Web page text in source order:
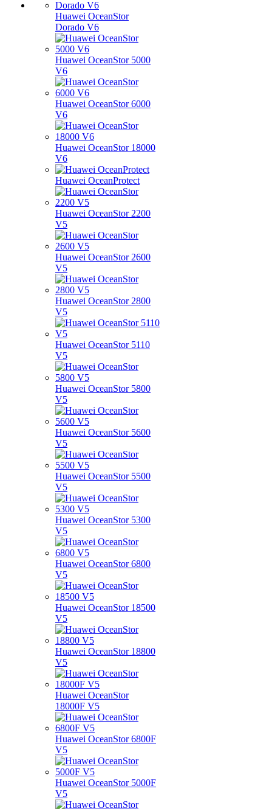
Huawei OceanStor
Dorado V6
Huawei OceanStor 5000
V6
Huawei OceanStor 6000
V6
Huawei OceanStor 18000
V6
Huawei OceanProtect
Huawei OceanStor 2200
V5
Huawei OceanStor 2600
V5
Huawei OceanStor 2800
V5
Huawei OceanStor 5110
V5
Huawei OceanStor 5800
V5
Huawei OceanStor 5600
V5
Huawei OceanStor 5500
V5
Huawei OceanStor 5300
V5
Huawei OceanStor 6800
V5
Huawei OceanStor 18500
V5
Huawei OceanStor 18800
V5
Huawei OceanStor
18000F V5
Huawei OceanStor 6800F
V5
Huawei OceanStor 5000F
V5